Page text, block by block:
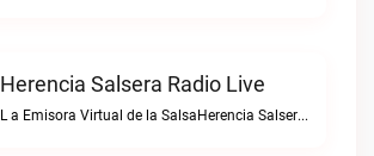
Herencia Salsera Radio Live
L a Emisora Virtual de la SalsaHerencia Salsera Radio live